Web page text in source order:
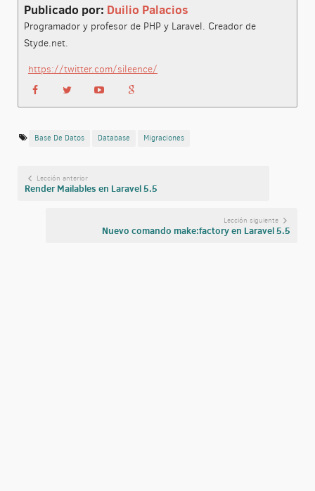
Publicado por: Duilio Palacios
Programador y profesor de PHP y Laravel. Creador de
Styde.net.
https://twitter.com/sileence/
Base De Datos Database Migraciones
Lección anterior
Render Mailables en Laravel 5.5
Lección siguiente
Nuevo comando make:factory en Laravel 5.5